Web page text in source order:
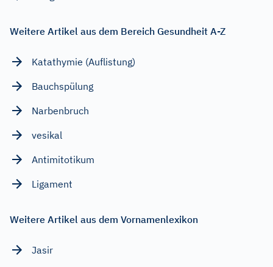
Weitere Artikel aus dem Bereich Gesundheit A-Z
Katathymie (Auflistung)
Bauchspülung
Narbenbruch
vesikal
Antimitotikum
Ligament
Weitere Artikel aus dem Vornamenlexikon
Jasir